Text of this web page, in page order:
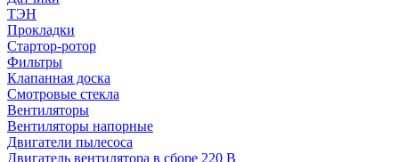
ТЭН
Прокладки
Стартор-ротор
Фильтры
Клапанная доска
Смотровые стекла
Вентиляторы
Вентиляторы напорные
Двигатели пылесоса
Двигатель вентилятора в сборе 220 В